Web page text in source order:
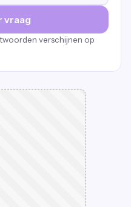
vraag
verschijnen op